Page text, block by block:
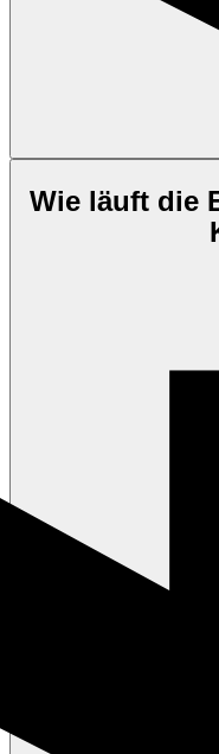
Wie läuft die